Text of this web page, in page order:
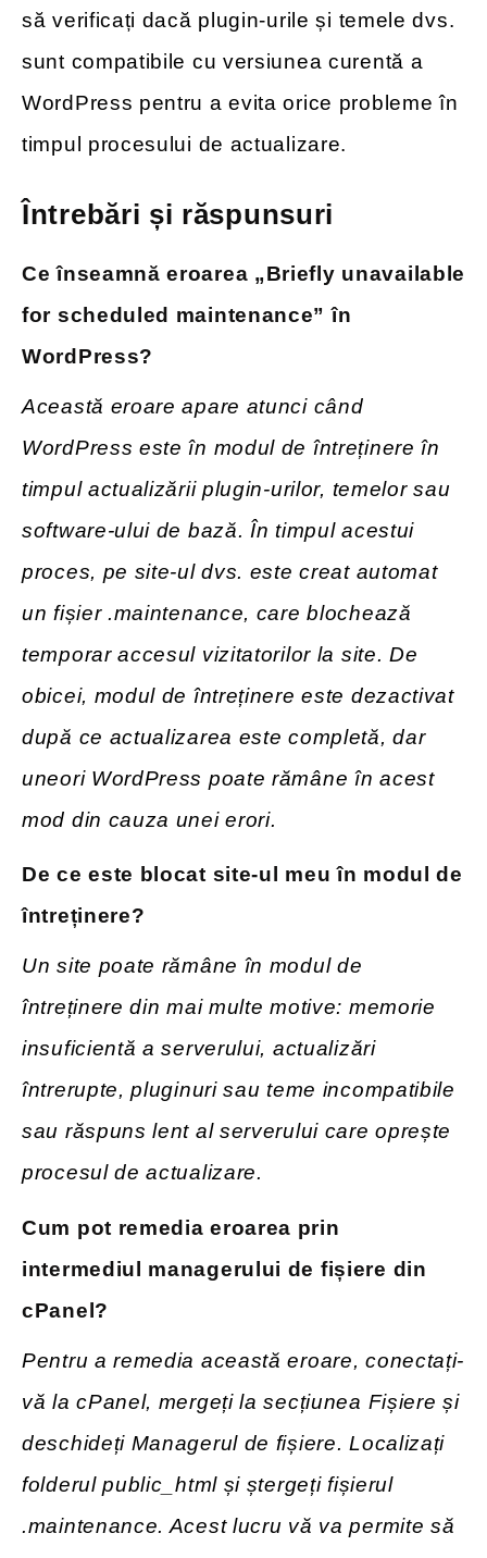
să verificați dacă plugin-urile și temele dvs.
sunt compatibile cu versiunea curentă a
WordPress pentru a evita orice probleme în
timpul procesului de actualizare.
Întrebări și răspunsuri
Ce înseamnă eroarea „Briefly unavailable
for scheduled maintenance” în
WordPress?
Această eroare apare atunci când
WordPress este în modul de întreținere în
timpul actualizării plugin-urilor, temelor sau
software-ului de bază. În timpul acestui
proces, pe site-ul dvs. este creat automat
un fișier .maintenance, care blochează
temporar accesul vizitatorilor la site. De
obicei, modul de întreținere este dezactivat
după ce actualizarea este completă, dar
uneori WordPress poate rămâne în acest
mod din cauza unei erori.
De ce este blocat site-ul meu în modul de
întreținere?
Un site poate rămâne în modul de
întreținere din mai multe motive: memorie
insuficientă a serverului, actualizări
întrerupte, pluginuri sau teme incompatibile
sau răspuns lent al serverului care oprește
procesul de actualizare.
Cum pot remedia eroarea prin
intermediul managerului de fișiere din
cPanel?
Pentru a remedia această eroare, conectați-
vă la cPanel, mergeți la secțiunea Fișiere și
deschideți Managerul de fișiere. Localizați
folderul public_html și ștergeți fișierul
.maintenance. Acest lucru vă va permite să